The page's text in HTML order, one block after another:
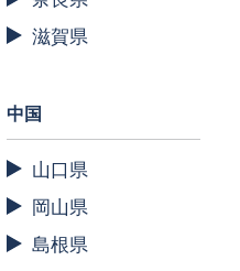
滋賀県
中国
山口県
岡山県
島根県